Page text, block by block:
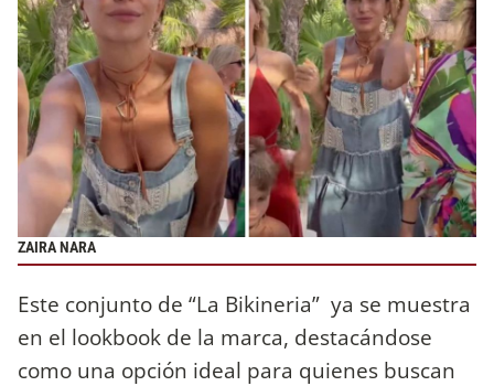
ZAIRA NARA
Este conjunto de “La Bikineria” ya se muestra
en el lookbook de la marca, destacándose
como una opción ideal para quienes buscan